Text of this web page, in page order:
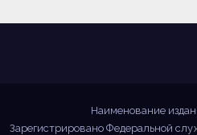
Наименование
Зарегистрировано Федеральной